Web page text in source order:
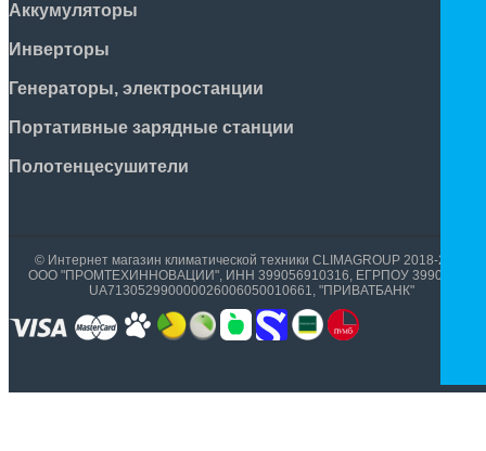
Аккумуляторы
Инверторы
Генераторы, электростанции
Портативные зарядные станции
Полотенцесушители
© Интернет магазин климатической техники CLIMAGROUP 2018-2026
ООО "ПРОМТЕХИННОВАЦИИ", ИНН 399056910316, ЕГРПОУ 39905699,
UA713052990000026006050010661, "ПРИВАТБАНК"